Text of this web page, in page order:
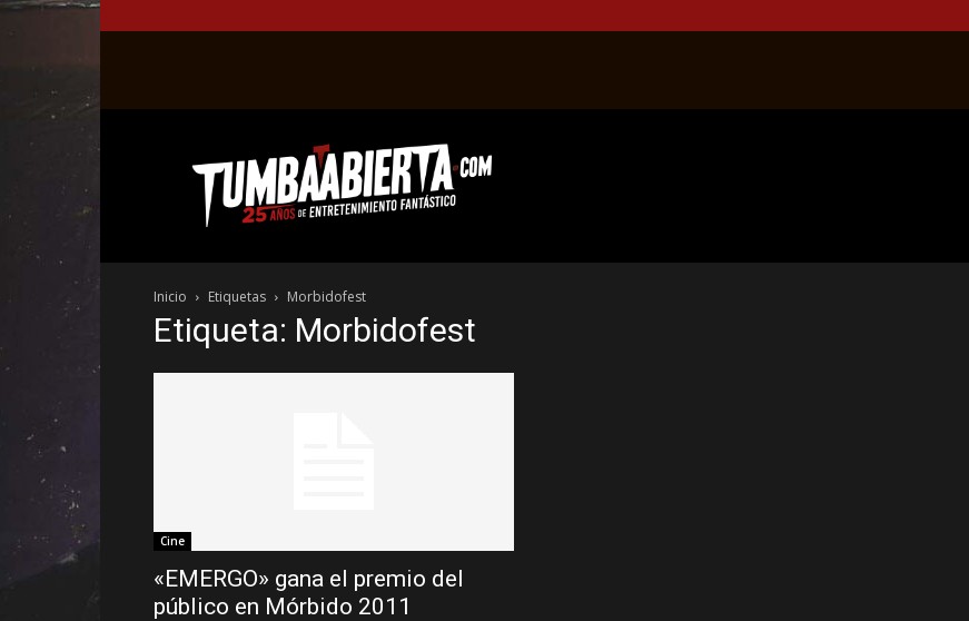
web
del
entretenimiento
el
género
fantástico.
Inicio Etiquetas Morbidofest
Etiqueta: Morbidofest
Cine
«EMERGO» gana el premio del
público en Mórbido 2011